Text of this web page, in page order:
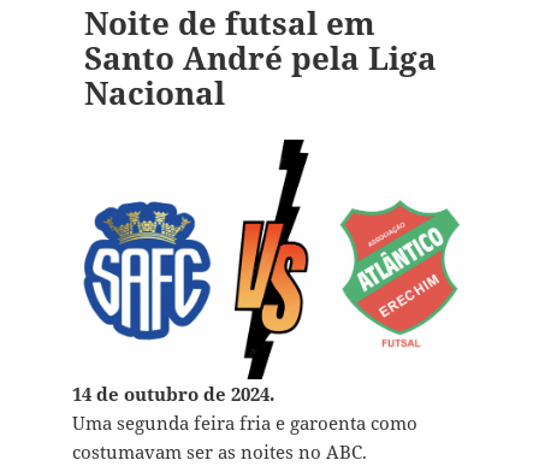
Noite de futsal em
Santo André pela Liga
Nacional
14 de outubro de 2024.
Uma segunda feira fria e garoenta como
costumavam ser as noites no ABC.